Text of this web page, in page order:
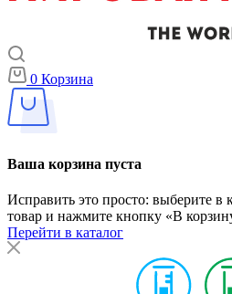
0 Корзина
Ваша корзина пуста
Исправить это просто: выберите в
товар и нажмите кнопку «В
Перейти в каталог